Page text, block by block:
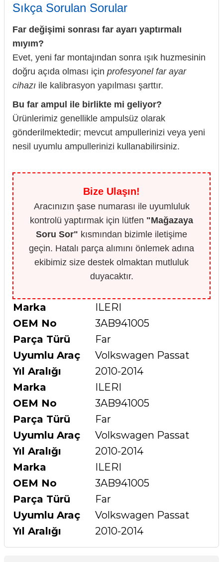
Sıkça Sorulan Sorular
Far değişimi sonrası far ayarı yaptırmalı
mıyım?
Evet, yeni far montajından sonra ışık huzmesinin
doğru açıda olması için profesyonel far ayar
cihazı ile kalibrasyon yapılması şarttır.
Bu far ampul ile birlikte mi geliyor?
Ürünlerimiz genellikle ampulsüz olarak
gönderilmektedir; mevcut ampullerinizi veya yeni
nesil uyumlu ampullerinizi kullanabilirsiniz.
Bize Ulaşın!
Aracınızın şase numarası ile uyumluluk
kontrolü yaptırmak için lütfen "Mağazaya
Soru Sor" kısmından bizimle iletişime
geçin. Hatalı parça alımını önlemek adına
ekibimiz size destek olmaktan mutluluk
duyacaktır.
Marka
ILERI
OEM No
3AB941005
Parça Türü
Far
Uyumlu Araç
Volkswagen Passat
Yıl Aralığı
2010-2014
Marka
ILERI
OEM No
3AB941005
Parça Türü
Far
Uyumlu Araç
Volkswagen Passat
Yıl Aralığı
2010-2014
Marka
ILERI
OEM No
3AB941005
Parça Türü
Far
Uyumlu Araç
Volkswagen Passat
Yıl Aralığı
2010-2014